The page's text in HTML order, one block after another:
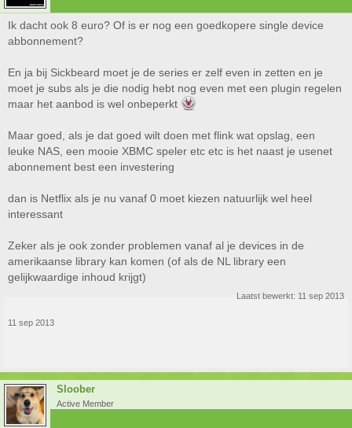
Ik dacht ook 8 euro? Of is er nog een goedkopere single device
abbonnement?
En ja bij Sickbeard moet je de series er zelf even in zetten en je
moet je subs als je die nodig hebt nog even met een plugin regelen
maar het aanbod is wel onbeperkt
Maar goed, als je dat goed wilt doen met flink wat opslag, een
leuke NAS, een mooie XBMC speler etc etc is het naast je usenet
abonnement best een investering
dan is Netflix als je nu vanaf 0 moet kiezen natuurlijk wel heel
interessant
Zeker als je ook zonder problemen vanaf al je devices in de
amerikaanse library kan komen (of als de NL library een
gelijkwaardige inhoud krijgt)
Laatst bewerkt: 11 sep 2013
11 sep 2013
Sloober
Active Member